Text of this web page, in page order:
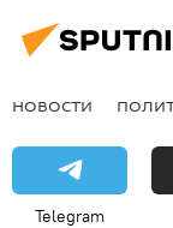
НОВОСТИ
Telegram